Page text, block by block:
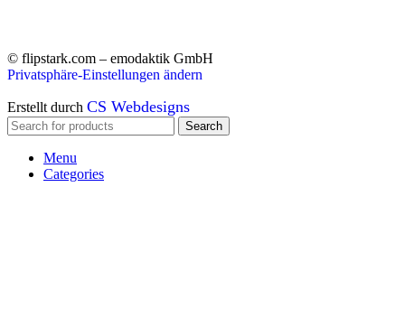
© flipstark.com – emodaktik GmbH
Privatsphäre-Einstellungen ändern
Erstellt durch CS Webdesigns
Search
Menu
Categories